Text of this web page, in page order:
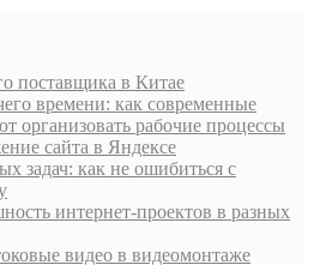
поставщика в Китае
времени: как современные
организовать рабочие процессы
сайта в Яндексе
задач: как не ошибиться с
интернет-проектов в разных
видео в видеомонтаже